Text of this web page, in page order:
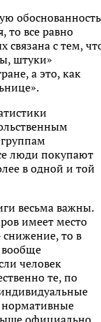
обоснованность
то все равно
связана с тем,
штуки»
а это, как
люди покупают
в одной и той
весьма важны.
имеет место
то в
вообще
человек
те, по
нормативные
официально